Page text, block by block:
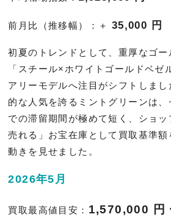
前月比（推移幅）：＋ 35,000 円
初夏のトレンドとして、重厚なゴー
「スチール×ホワイトゴールドベゼ
アリーモデルへ注目がシフトしま
的な人気を誇るミントグリーンは、
での滞留期間が極めて短く、ショッ
売れる」お宝在庫として買取基準額
動きを見せました。
2026年5月
買取最高値目安： 1,570,000 円